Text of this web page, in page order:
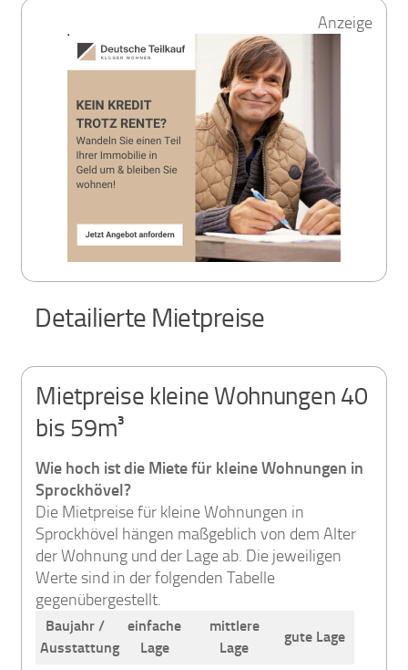
Anzeige
Detailierte Mietpreise
Mietpreise kleine Wohnungen 40
bis 59m³
Wie hoch ist die Miete für kleine Wohnungen in
Sprockhövel?
Die Mietpreise für kleine Wohnungen in
Sprockhövel hängen maßgeblich von dem Alter
der Wohnung und der Lage ab. Die jeweiligen
Werte sind in der folgenden Tabelle
gegenübergestellt.
Baujahr /
Ausstattung
einfache
Lage
mittlere
Lage
gute Lage